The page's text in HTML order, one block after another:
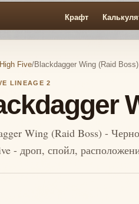
Крафт
Five/Blackdagger Wing (Raid Boss)
LINEAGE 2
Wing (Raid Boss) -
- дроп, спойл,